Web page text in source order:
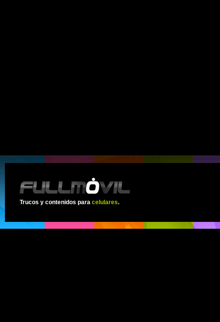
Trucos y contenidos para celulares.